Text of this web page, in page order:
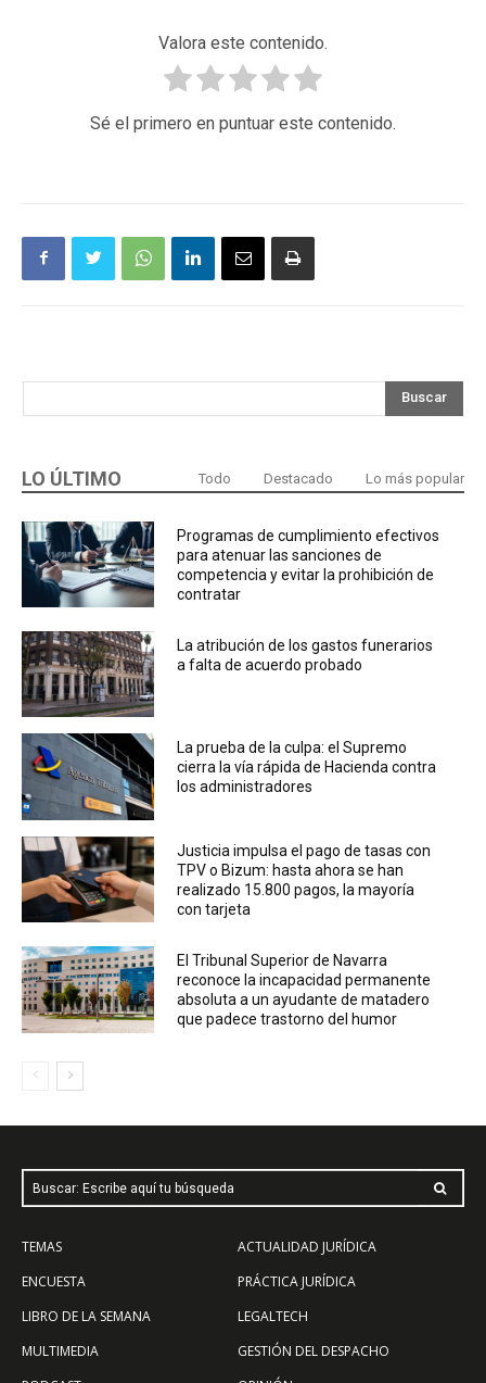
Valora este contenido.
Sé el primero en puntuar este contenido.
Buscar
LO ÚLTIMO Todo Destacado Lo más popular
Programas de cumplimiento efectivos
para atenuar las sanciones de
competencia y evitar la prohibición de
contratar
La atribución de los gastos funerarios
a falta de acuerdo probado
La prueba de la culpa: el Supremo
cierra la vía rápida de Hacienda contra
los administradores
Justicia impulsa el pago de tasas con
TPV o Bizum: hasta ahora se han
realizado 15.800 pagos, la mayoría
con tarjeta
El Tribunal Superior de Navarra
reconoce la incapacidad permanente
absoluta a un ayudante de matadero
que padece trastorno del humor
Buscar: Escribe aquí tu búsqueda
TEMAS
ENCUESTA
LIBRO DE LA SEMANA
MULTIMEDIA
ACTUALIDAD JURÍDICA
PRÁCTICA JURÍDICA
LEGALTECH
GESTIÓN DEL DESPACHO